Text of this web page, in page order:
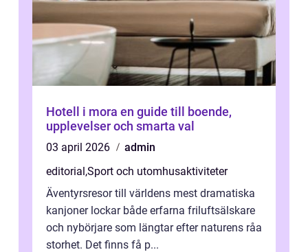
Hotell i mora en guide till boende,
upplevelser och smarta val
03 april 2026
admin
editorial,Sport och utomhusaktiviteter
Äventyrsresor till världens mest dramatiska
kanjoner lockar både erfarna friluftsälskare
och nybörjare som längtar efter naturens råa
storhet. Det finns få p...